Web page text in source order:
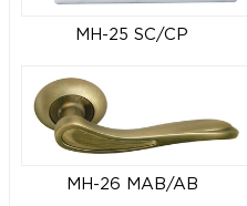
MH-25 SC/CP
MH-26 MAB/AB